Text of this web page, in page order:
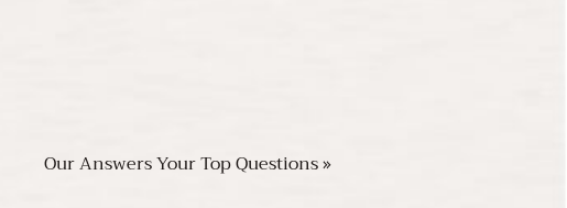
Our Answers Your Top Questions »